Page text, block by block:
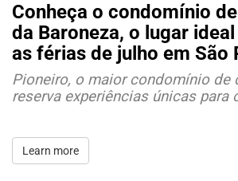
Conheça o condomínio
da Baroneza, o lugar
as férias de julho em São
Pioneiro, o maior condomínio de
reserva experiências únicas para
Learn more